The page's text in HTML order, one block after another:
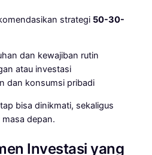
strategi 50-30-
dan kewajiban rutin
atau investasi
dan konsumsi pribadi
bisa dinikmati, sekaligus
depan.
Investasi yang